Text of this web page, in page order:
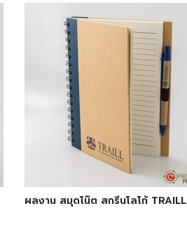
ผลงาน สมุดโน๊ต สกรีนโลโก้ TRAILL